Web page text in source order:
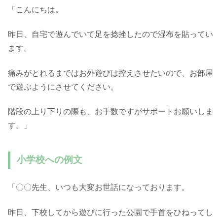
「こんにちは。
昨日、自宅で遊んでいて足を捻挫したので湿布を貼ってい
ます。
痛みがとれるまではお外遊びは控えさせたいので、お部屋
で遊ぶようにさせてください。
階段の上り下りの際も、お手数ですがサポートお願いしま
す。」
小学校への例文
「〇〇先生、いつも大変お世話になっております。
昨日、下校してから遊びに行った公園で手首をひねってし